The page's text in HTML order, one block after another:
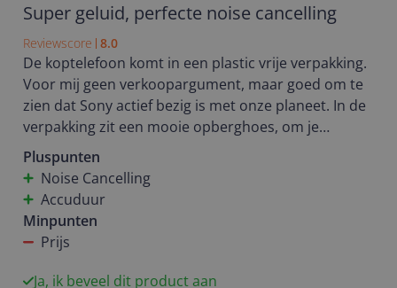
Super geluid, perfecte noise cancelling
Reviewscore 8.0
De koptelefoon komt in een plastic vrije verpakking.
Voor mij geen verkoopargument, maar goed om te
zien dat Sony actief bezig is met onze planeet. In de
verpakking zit een mooie opberghoes, om je
koptelefoon te bewaren of te vervoeren. Het
koppelen gaat vrij snel en geeft je toegang tot de
meest basale functies van de koptelefoon. Tevens
wordt je naar de appstore van jouw keuze geleid
voor het downloaden van de app. Ook kun je hier je
koptelefoon registreren.
Mijn koptelefoon was reeds opgeladen en meteen
Pluspunten
Noise Cancelling
Accuduur
Minpunten
Prijs
Ja, ik beveel dit product aan